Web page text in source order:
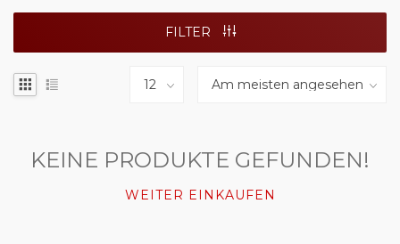
FILTER
KEINE PRODUKTE GEFUNDEN!
WEITER EINKAUFEN